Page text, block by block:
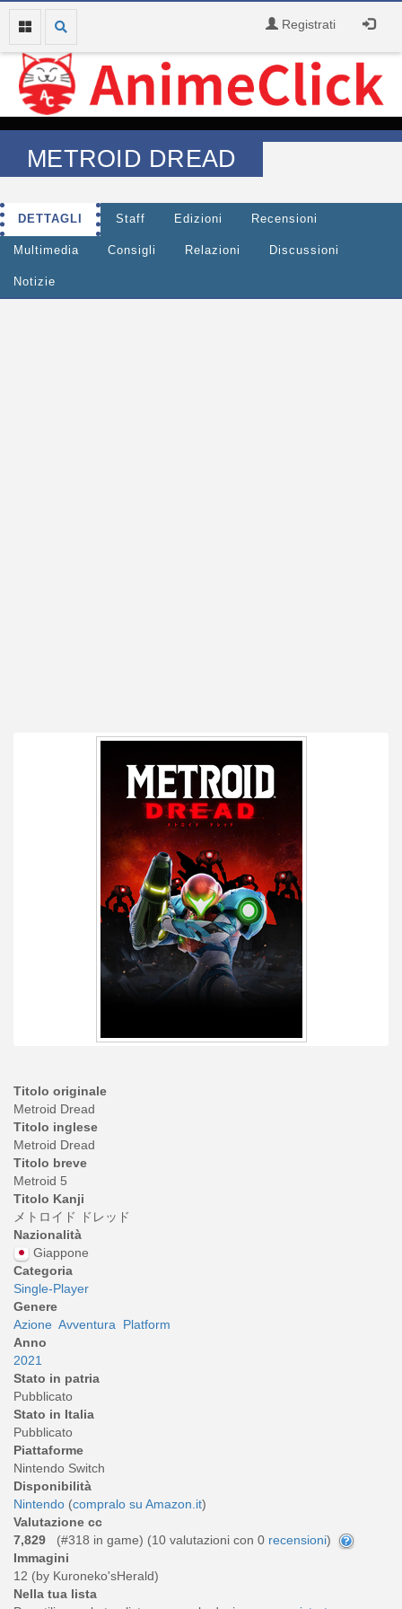
Registrati
METROID DREAD
DETTAGLI Staff Edizioni Recensioni
Multimedia Consigli Relazioni Discussioni
Notizie
Titolo originale
Metroid Dread
Titolo inglese
Metroid Dread
Titolo breve
Metroid 5
Titolo Kanji
メトロイド ドレッド
Nazionalità
Giappone
Categoria
Single-Player
Genere
Azione Avventura
Platform
Anno
2021
Stato in patria
Pubblicato
Stato in Italia
Pubblicato
Piattaforme
Nintendo Switch
Disponibilità
Nintendo (compralo su Amazon.it)
Valutazione cc
7,829
(#318 in game) (10 valutazioni con 0 recensioni)
Immagini
12 (by Kuroneko'sHerald)
Nella tua lista